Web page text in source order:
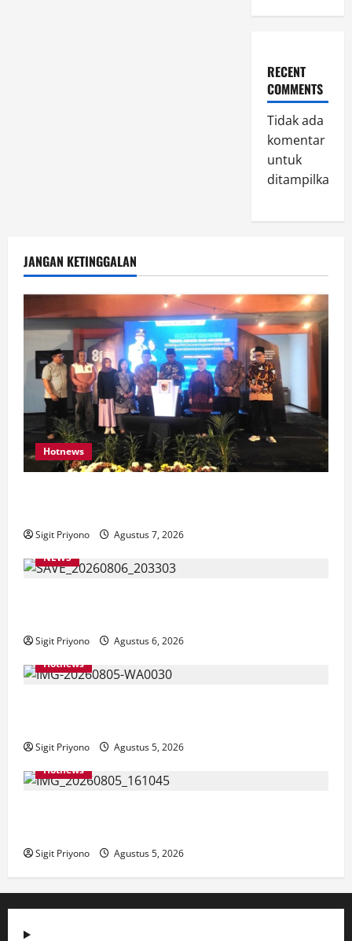
RECENT
COMMENTS
Tidak ada
komentar
untuk
ditampilkan.
JANGAN KETINGGALAN
Hotnews
Sigit Priyono
Agustus 7, 2026
NEWS
Sigit Priyono
Agustus 6, 2026
Hotnews
Sigit Priyono
Agustus 5, 2026
Hotnews
Sigit Priyono Agustus 5, 2026